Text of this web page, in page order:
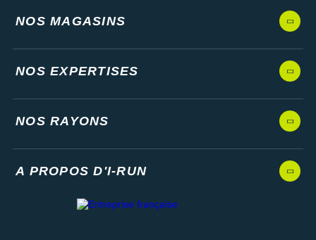
NOS MAGASINS
NOS EXPERTISES
NOS RAYONS
A PROPOS D'I-RUN